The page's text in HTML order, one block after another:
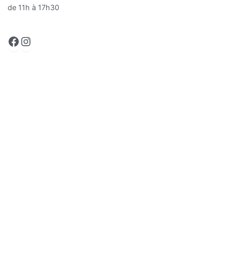
de 11h à 17h30
Facebook